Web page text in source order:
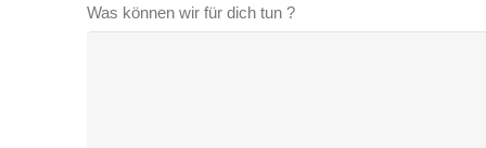
Was können wir für dich tun ?